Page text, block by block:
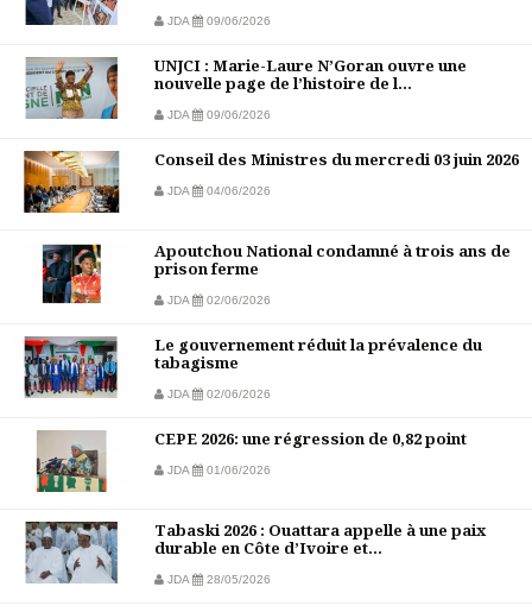
JDA 09/06/2026
UNJCI : Marie-Laure N’Goran ouvre une
nouvelle page de l’histoire de l...
JDA 09/06/2026
Conseil des Ministres du mercredi 03 juin 2026
JDA 04/06/2026
Apoutchou National condamné à trois ans de
prison ferme
JDA 02/06/2026
Le gouvernement réduit la prévalence du
tabagisme
JDA 02/06/2026
CEPE 2026: une régression de 0,82 point
JDA 01/06/2026
Tabaski 2026 : Ouattara appelle à une paix
durable en Côte d’Ivoire et...
JDA 28/05/2026